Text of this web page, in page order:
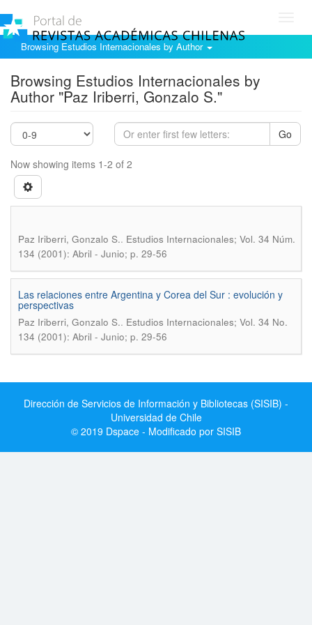
Browsing Estudios Internacionales by Author
Browsing Estudios Internacionales by
Author "Paz Iriberri, Gonzalo S."
Go
Now showing items 1-2 of 2
Paz Iriberri, Gonzalo S.. Estudios Internacionales; Vol. 34 Núm.
134 (2001): Abril - Junio; p. 29-56
Las relaciones entre Argentina y Corea del Sur : evolución y
perspectivas
Paz Iriberri, Gonzalo S.. Estudios Internacionales; Vol. 34 No.
134 (2001): Abril - Junio; p. 29-56
Dirección de Servicios de Información y Bibliotecas (SISIB) -
Universidad de Chile
© 2019 Dspace - Modificado por SISIB